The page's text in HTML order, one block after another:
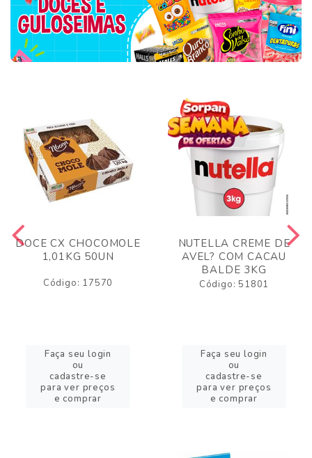
DOCE CX CHOCOMOLE
1,01KG 50UN
Código: 17570
Faça seu login
ou
cadastre-se
para ver preços
e comprar
NUTELLA CREME DE
AVEL? COM CACAU
BALDE 3KG
Código: 51801
Faça seu login
ou
cadastre-se
para ver preços
e comprar